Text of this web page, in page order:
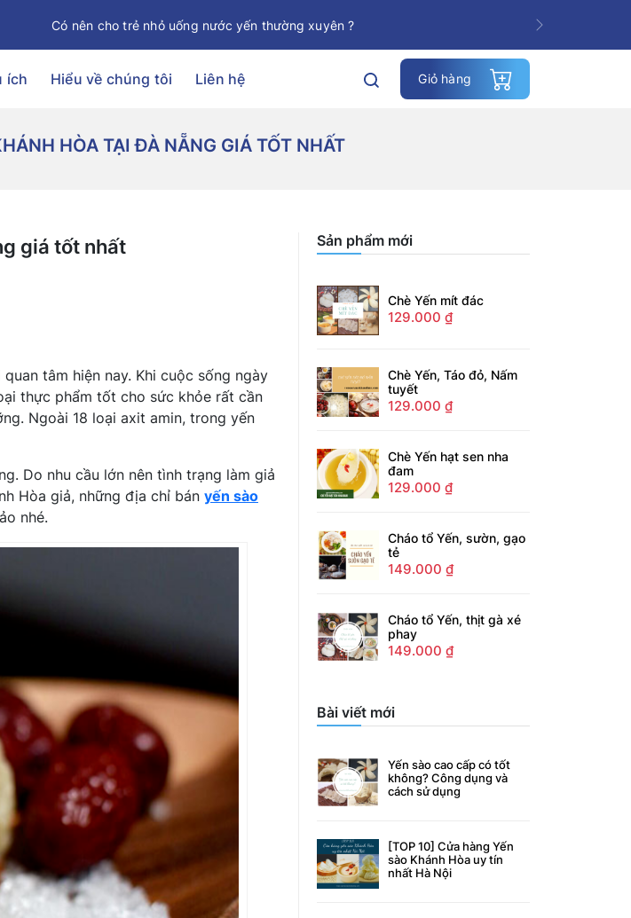
Có nên cho trẻ nhỏ uống nước yến thường xuyên ? Next
ích Hiểu về chúng tôi Liên hệ Giỏ hàng
HÒA TẠI ĐÀ NẴNG GIÁ TỐT NHẤT
giá tốt nhất
tâm hiện nay. Khi cuộc sống ngày
thực phẩm tốt cho sức khỏe rất cần
Ngoài 18 loại axit amin, trong yến
Do nhu cầu lớn nên tình trạng làm giả
Hòa giả, những địa chỉ bán yến sào
nhé.
Sản phẩm mới
Chè Yến mít đác
129.000 ₫
Chè Yến, Táo đỏ, Nấm
tuyết
129.000 ₫
Chè Yến hạt sen nha
đam
129.000 ₫
Cháo tổ Yến, sườn, gạo
tẻ
149.000 ₫
Cháo tổ Yến, thịt gà xé
phay
149.000 ₫
Bài viết mới
Yến sào cao cấp có tốt
không? Công dụng và
cách sử dụng
[TOP 10] Cửa hàng Yến
sào Khánh Hòa uy tín
nhất Hà Nội